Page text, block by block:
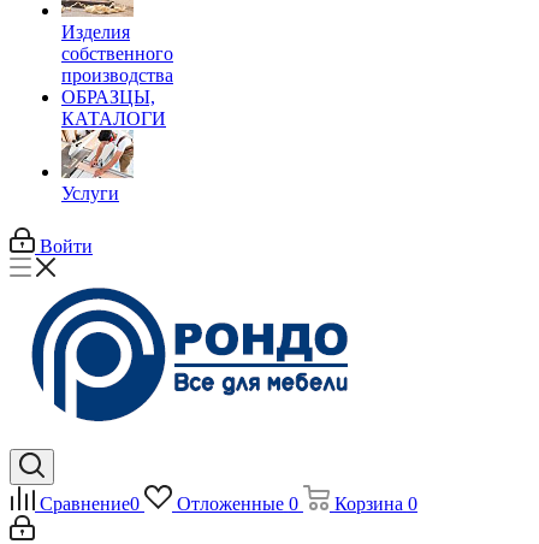
Изделия
собственного
производства
ОБРАЗЦЫ,
КАТАЛОГИ
Услуги
Войти
Сравнение0 Отложенные 0 Корзина 0